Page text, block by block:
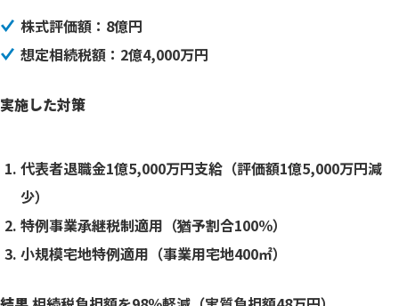
株式評価額：8億円
想定相続税額：2億4,000万円
実施した対策
代表者退職金1億5,000万円支給（評価額1億5,000万円減
少）
特例事業承継税制適用（猶予割合100％）
小規模宅地特例適用（事業用宅地400㎡）